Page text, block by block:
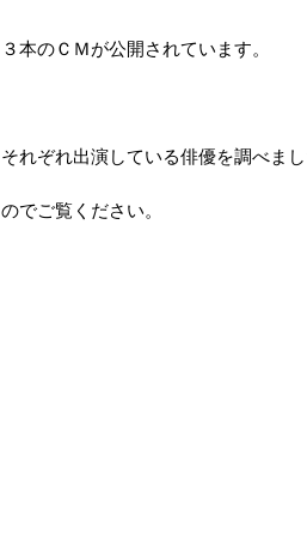
３本のＣＭが公開されています。
それぞれ出演している俳優を調べま
のでご覧ください。